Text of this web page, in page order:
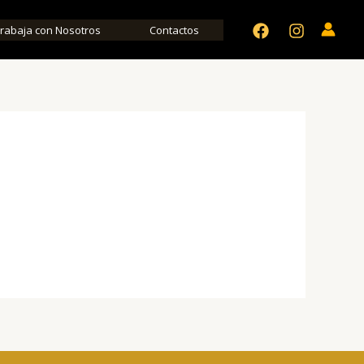
con Nosotros Contactos